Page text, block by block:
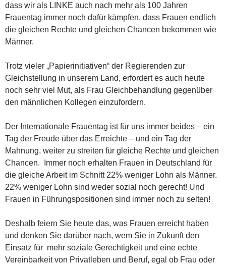
dass wir als LINKE auch nach mehr als 100 Jahren
Frauentag immer noch dafür kämpfen, dass Frauen endlich
die gleichen Rechte und gleichen Chancen bekommen wie
Männer.
Trotz vieler „Papierinitiativen“ der Regierenden zur
Gleichstellung in unserem Land, erfordert es auch heute
noch sehr viel Mut, als Frau Gleichbehandlung gegenüber
den männlichen Kollegen einzufordern.
Der Internationale Frauentag ist für uns immer beides – ein
Tag der Freude über das Erreichte – und ein Tag der
Mahnung, weiter zu streiten für gleiche Rechte und gleichen
Chancen. Immer noch erhalten Frauen in Deutschland für
die gleiche Arbeit im Schnitt 22% weniger Lohn als Männer.
22% weniger Lohn sind weder sozial noch gerecht! Und
Frauen in Führungspositionen sind immer noch zu selten!
Deshalb feiern Sie heute das, was Frauen erreicht haben
und denken Sie darüber nach, wem Sie in Zukunft den
Einsatz für mehr soziale Gerechtigkeit und eine echte
Vereinbarkeit von Privatleben und Beruf, egal ob Frau oder